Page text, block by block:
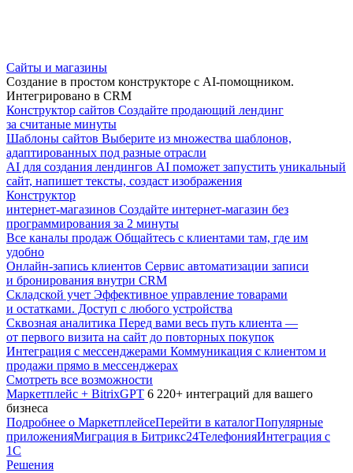
Сайты и магазины
Создание в простом конструкторе с AI-помощником.
Интегрировано в CRM
Конструктор сайтов Создайте продающий лендинг
за считаные минуты
Шаблоны сайтов Выберите из множества шаблонов,
адаптированных под разные отрасли
AI для создания лендингов AI поможет запустить уникальный
сайт, напишет тексты, создаст изображения
Конструктор
интернет-магазинов Создайте интернет-магазин без
программирования за 2 минуты
Все каналы продаж Общайтесь с клиентами там, где им
удобно
Онлайн-запись клиентов Сервис автоматизации записи
и бронирования внутри CRM
Складской учет Эффективное управление товарами
и остатками. Доступ с любого устройства
Сквозная аналитика Перед вами весь путь клиента —
от первого визита на сайт до повторных покупок
Интеграция с мессенджерами Коммуникация с клиентом и
продажи прямо в мессенджерах
Смотреть все возможности
Маркетплейс + BitrixGPT 6 220+ интеграций для вашего
бизнеса
Подробнее о МаркетплейсеПерейти в каталогПопулярные
приложенияМиграция в Битрикс24ТелефонияИнтеграция с
1С
Решения